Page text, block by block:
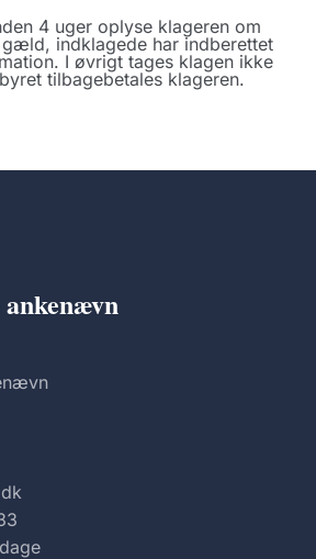
4 uger oplyse klageren om
indklagede har indberettet
I øvrigt tages klagen ikke
tilbagebetales klageren.